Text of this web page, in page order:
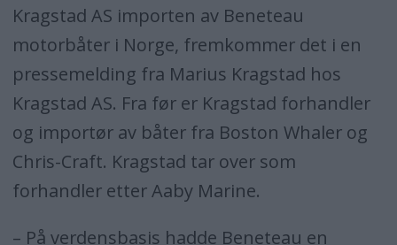
Kragstad AS importen av Beneteau
motorbåter i Norge, fremkommer det i en
pressemelding fra Marius Kragstad hos
Kragstad AS. Fra før er Kragstad forhandler
og importør av båter fra Boston Whaler og
Chris-Craft. Kragstad tar over som
forhandler etter Aaby Marine.
– På verdensbasis hadde Beneteau en